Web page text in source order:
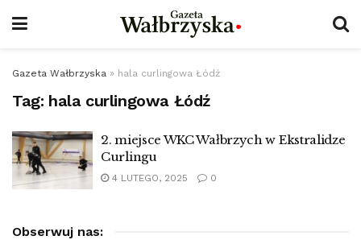
Gazeta Wałbrzyska » hala curlingowa Łódź
Tag: hala curlingowa Łódź
2. miejsce WKC Wałbrzych w Ekstralidze
Curlingu
4 LUTEGO, 2025 0
Obserwuj nas: